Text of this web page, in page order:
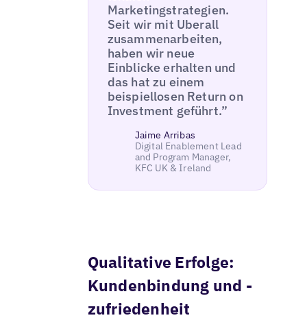
Marketingstrategien.
Seit wir mit Uberall
zusammenarbeiten,
haben wir neue
Einblicke erhalten und
das hat zu einem
beispiellosen Return on
Investment geführt.”
Jaime Arribas
Digital Enablement Lead
and Program Manager,
KFC UK & Ireland
Qualitative Erfolge:
Kundenbindung und -
zufriedenheit